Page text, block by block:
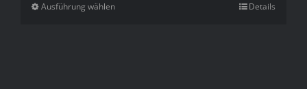
Ausführung wählen Details